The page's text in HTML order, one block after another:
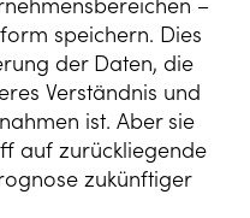
speichern. Dies
der Daten, die
Verständnis und
ist. Aber sie
auf zurückliegende
zukünftiger